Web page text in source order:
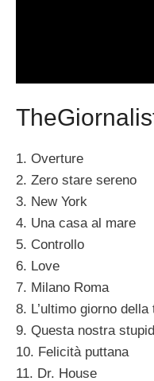
1. Overture
2. Zero stare sereno
3. New York
4. Una casa al mare
5. Controllo
6. Love
7. Milano Roma
8. L’ultimo giorno della
9. Questa nostra
10. Felicità puttana
11. Dr. House